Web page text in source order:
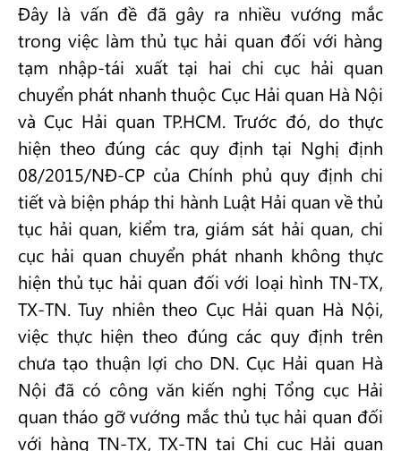
Đây là vấn đề đã gây ra nhiều vướng mắc
trong việc làm thủ tục hải quan đối với hàng
tạm nhập-tái xuất tại hai chi cục hải quan
chuyển phát nhanh thuộc Cục Hải quan Hà Nội
và Cục Hải quan TP.HCM. Trước đó, do thực
hiện theo đúng các quy định tại Nghị định
08/2015/NĐ-CP của Chính phủ quy định chi
tiết và biện pháp thi hành Luật Hải quan về thủ
tục hải quan, kiểm tra, giám sát hải quan, chi
cục hải quan chuyển phát nhanh không thực
hiện thủ tục hải quan đối với loại hình TN-TX,
TX-TN. Tuy nhiên theo Cục Hải quan Hà Nội,
việc thực hiện theo đúng các quy định trên
chưa tạo thuận lợi cho DN. Cục Hải quan Hà
Nội đã có công văn kiến nghị Tổng cục Hải
quan tháo gỡ vướng mắc thủ tục hải quan đối
với hàng TN-TX, TX-TN tại Chi cục Hải quan